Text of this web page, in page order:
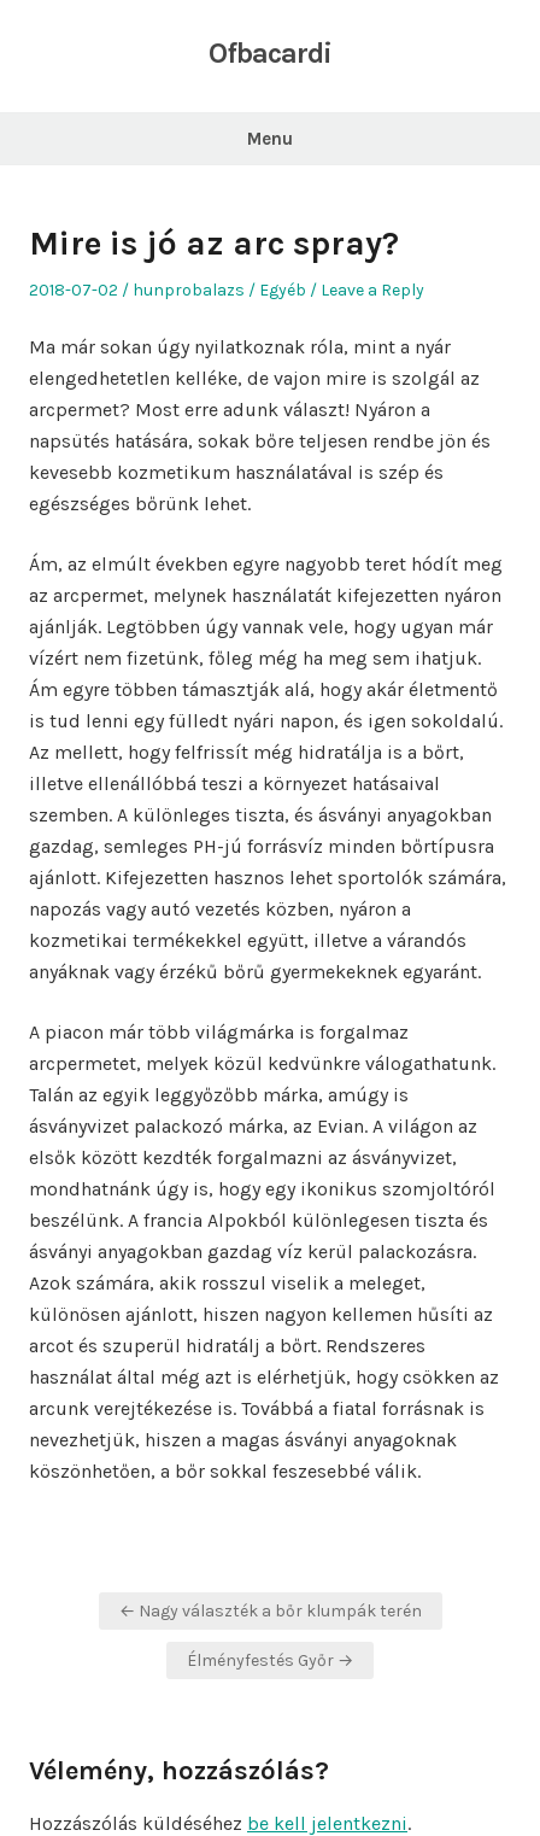
Ofbacardi
Menu
Mire is jó az arc spray?
Posted
2018-07-02 Author
hunprobalazs
Posted
Egyéb Leave a Reply
Ma már sokan úgy nyilatkoznak róla, mint a nyár
elengedhetetlen kelléke, de vajon mire is szolgál az
arcpermet? Most erre adunk választ! Nyáron a
napsütés hatására, sokak bőre teljesen rendbe jön és
kevesebb kozmetikum használatával is szép és
egészséges bőrünk lehet.
Ám, az elmúlt években egyre nagyobb teret hódít meg
az arcpermet, melynek használatát kifejezetten nyáron
ajánlják. Legtöbben úgy vannak vele, hogy ugyan már
vízért nem fizetünk, főleg még ha meg sem ihatjuk.
Ám egyre többen támasztják alá, hogy akár életmentő
is tud lenni egy fülledt nyári napon, és igen sokoldalú.
Az mellett, hogy felfrissít még hidratálja is a bőrt,
illetve ellenállóbbá teszi a környezet hatásaival
szemben. A különleges tiszta, és ásványi anyagokban
gazdag, semleges PH-jú forrásvíz minden bőrtípusra
ajánlott. Kifejezetten hasznos lehet sportolók számára,
napozás vagy autó vezetés közben, nyáron a
kozmetikai termékekkel együtt, illetve a várandós
anyáknak vagy érzékű bőrű gyermekeknek egyaránt.
A piacon már több világmárka is forgalmaz
arcpermetet, melyek közül kedvünkre válogathatunk.
Talán az egyik leggyőzőbb márka, amúgy is
ásványvizet palackozó márka, az Evian. A világon az
elsők között kezdték forgalmazni az ásványvizet,
mondhatnánk úgy is, hogy egy ikonikus szomjoltóról
beszélünk. A francia Alpokból különlegesen tiszta és
ásványi anyagokban gazdag víz kerül palackozásra.
Azok számára, akik rosszul viselik a meleget,
különösen ajánlott, hiszen nagyon kellemen hűsíti az
arcot és szuperül hidratálj a bőrt. Rendszeres
használat által még azt is elérhetjük, hogy csökken az
arcunk verejtékezése is. Továbbá a fiatal forrásnak is
nevezhetjük, hiszen a magas ásványi anyagoknak
köszönhetően, a bőr sokkal feszesebbé válik.
Bejegyzés← Nagy választék a bőr klumpák terén
Élményfestés Győr →
Vélemény, hozzászólás?
Hozzászólás küldéséhez be kell jelentkezni.